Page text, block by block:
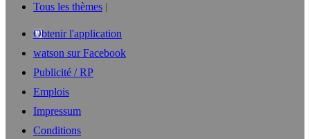
Tous les thèmes
Obtenir l'application
watson sur Facebook
Publicité / RP
Emplois
Impressum
Conditions